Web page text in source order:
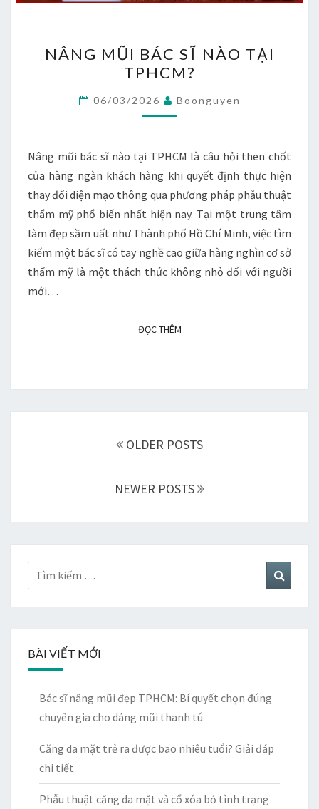
MŨI
BÁC
SĨ
NÀO
TPHCM?
NÂNG MŨI BÁC SĨ NÀO TẠI
TPHCM?
06/03/2026 Boonguyen
Nâng mũi bác sĩ nào tại TPHCM là câu hỏi then chốt
của hàng ngàn khách hàng khi quyết định thực hiện
thay đổi diện mạo thông qua phương pháp phẫu thuật
thẩm mỹ phổ biến nhất hiện nay. Tại một trung tâm
làm đẹp sầm uất như Thành phố Hồ Chí Minh, việc tìm
kiếm một bác sĩ có tay nghề cao giữa hàng nghìn cơ sở
thẩm mỹ là một thách thức không nhỏ đối với người
mới…
ĐỌC THÊMĐỌC THÊM
OLDER POSTS
NEWER POSTS
Tìm
kiếm:
kiếm
BÀI VIẾT MỚI
Bác sĩ nâng mũi đẹp TPHCM: Bí quyết chọn đúng
chuyên gia cho dáng mũi thanh tú
Căng da mặt trẻ ra được bao nhiêu tuổi? Giải đáp
chi tiết
Phẫu thuật căng da mặt và cổ xóa bỏ tình trạng